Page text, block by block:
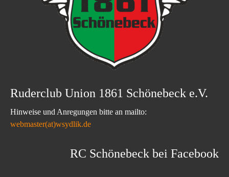
Ruderclub Union 1861 Schönebeck e.V.
Hinweise und Anregungen bitte an mailto:
webmaster(at)wsydlik.de
RC Schönebeck bei Facebook